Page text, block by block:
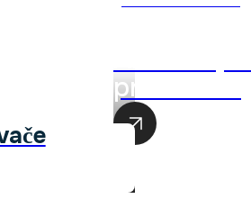
produktov